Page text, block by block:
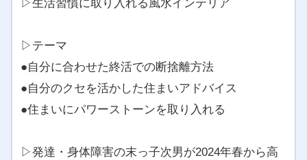
▷生活習慣に取り入れる風水インテリア
▷テーマ
●自分に合わせた終活での断捨離方法
●自分のクセを活かした住まいアドバイス
●住まいにパワーストーンを取り入れる
▷発達・身体障害の末っ子次男が2024年春から高